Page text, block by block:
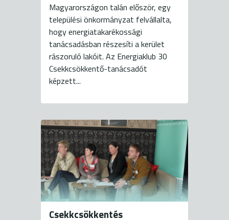
Magyarországon talán először, egy
települési önkormányzat felvállalta,
hogy energiatakarékossági
tanácsadásban részesíti a kerület
rászoruló lakóit. Az Energiaklub 30
Csekkcsökkentő-tanácsadót
képzett...
Csekkcsökkentés